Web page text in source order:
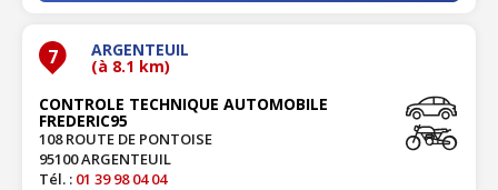
7 ARGENTEUIL
(à 8.1 km)
CONTROLE TECHNIQUE AUTOMOBILE
FREDERIC95
108 ROUTE DE PONTOISE
95100 ARGENTEUIL
Tél. : 01 39 98 04 04